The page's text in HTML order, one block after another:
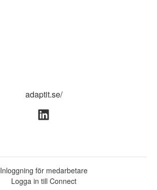
adaptit.se/
Inloggning för medarbetare
Logga in till Connect